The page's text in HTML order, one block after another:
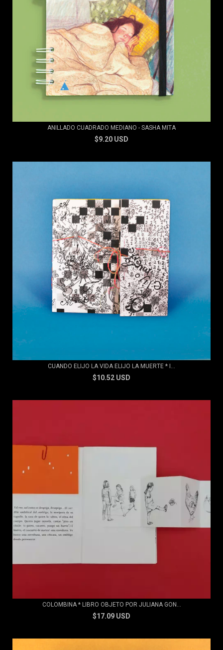
ANILLADO CUADRADO MEDIANO - SASHA MITA
$9.20 USD
CUANDO ELIJO LA VIDA ELIJO LA MUERTE * I...
$10.52 USD
COLOMBINA * LIBRO OBJETO POR JULIANA GON...
$17.09 USD